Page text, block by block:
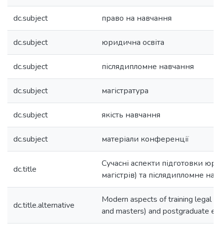
dc.subject право на навчання
dc.subject юридична освіта
dc.subject післядипломне навчання
dc.subject магістратура
dc.subject якість навчання
dc.subject матеріали конференції
dc.title
Сучасні аспекти підготовки
магістрів) та післядипломне
dc.title.alternative
Modern aspects of training legal
and masters) and postgraduate